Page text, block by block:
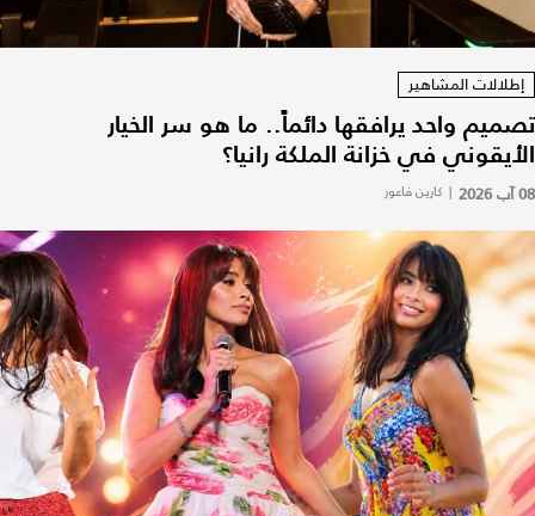
إطلالات المشاهير
تصميم واحد يرافقها دائماً.. ما هو سر الخيار
الأيقوني في خزانة الملكة رانيا؟
08 آب 2026 | كارين فاعور